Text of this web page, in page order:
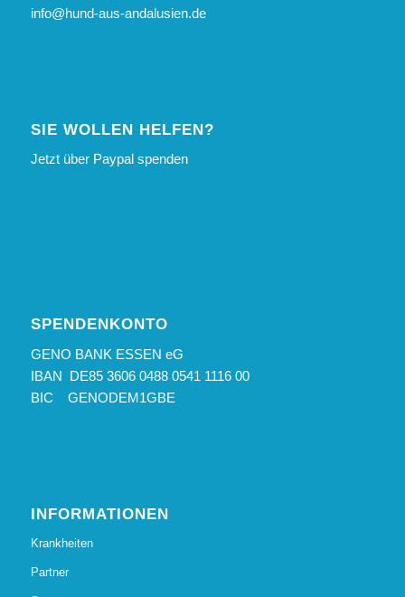
info@hund-aus-andalusien.de
SIE WOLLEN HELFEN?
Jetzt über Paypal spenden
SPENDENKONTO
GENO BANK ESSEN eG
IBAN DE85 3606 0488 0541 1116 00
BIC GENODEM1GBE
INFORMATIONEN
Krankheiten
Partner